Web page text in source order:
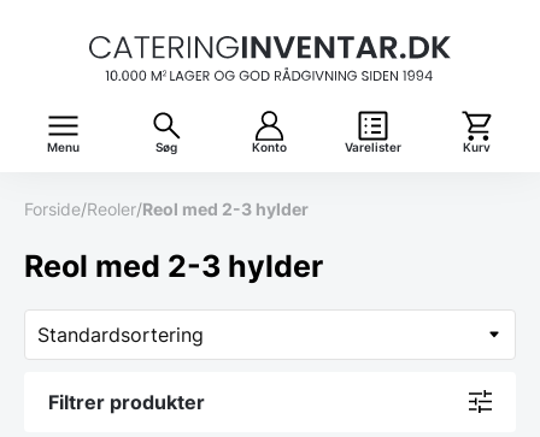
Menu Søg Konto Varelister Kurv
Forside/Reoler/Reol med 2-3 hylder
Reol med 2-3 hylder
Filtrer produkter